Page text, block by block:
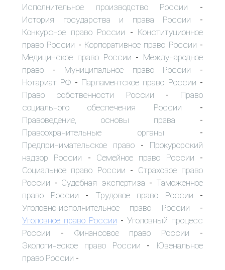
Исполнительное производство России -
История государства и права России -
Конкурсное право России - Конституционное
право России - Корпоративное право России -
Медицинское право России - Международное
право - Муниципальное право России -
Нотариат РФ - Парламентское право России -
Право собственности России - Право
социального обеспечения России -
Правоведение, основы права -
Правоохранительные органы -
Предпринимательское право - Прокурорский
надзор России - Семейное право России -
Социальное право России - Страховое право
России - Судебная экспертиза - Таможенное
право России - Трудовое право России -
Уголовно-исполнительное право России -
Уголовное право России - Уголовный процесс
России - Финансовое право России -
Экологическое право России -
Ювенальное
право России -